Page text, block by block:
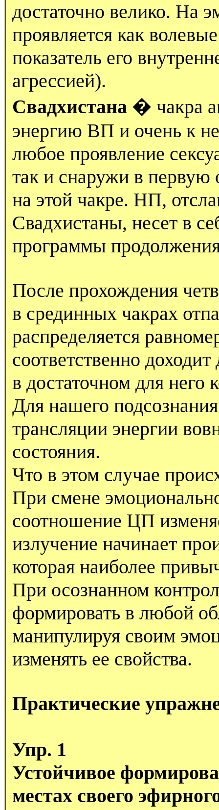
достаточно велико. На
проявляется как
показатель его
агрессией).
Свадхистана � чакра
энергию ВП и очень к
любое проявление
так и снаружи в первую
на этой чакре. НП,
Свадхистаны, несет в
программы
После прохождения
в срединных чакрах
распределяется
соответственно
в достаточном для него
Для нашего
трансляции энергии
состояния.
Что в этом случае
При смене
соотношение ЦП
излучение начинает
которая наиболее
При осознанном
формировать в любой
манипулируя своим
изменять ее свойства.
Практические
Упр. 1
Устойчивое
местах своего